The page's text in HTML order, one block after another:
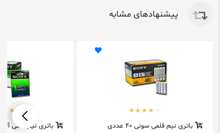
پیشنهادهای مشابه
باتری نیم قلمی سونی 40 عددی باتری نیم قلمی